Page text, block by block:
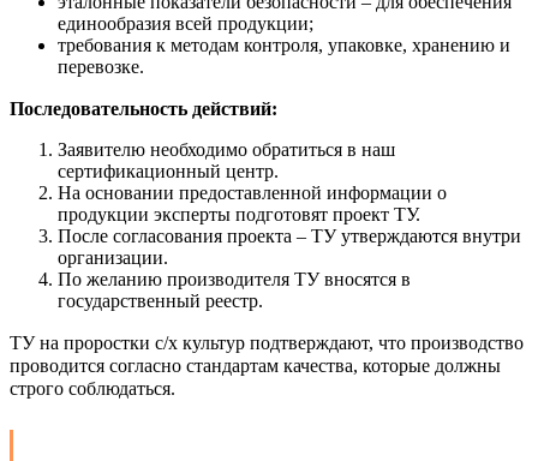
единообразия всей продукции;
требования к методам контроля, упаковке, хранению и
перевозке.
Последовательность действий:
Заявителю необходимо обратиться в наш
сертификационный центр.
На основании предоставленной информации о
продукции эксперты подготовят проект ТУ.
После согласования проекта – ТУ утверждаются внутри
организации.
По желанию производителя ТУ вносятся в
государственный реестр.
ТУ на проростки с/х культур подтверждают, что производство
проводится согласно стандартам качества, которые должны
строго соблюдаться.